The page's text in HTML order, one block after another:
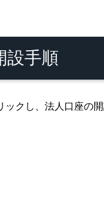
設手順
クし、法人口座の